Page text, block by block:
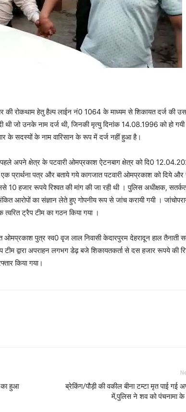
की रोकथाम हेतु हैल्प लाईन नं0 1064 के माध्यम से शिकायत दर्ज की
थी जो उनके नाम दर्ज थी, जिनकी मृत्यु दिनांक 14.08.1996 को हो गयी
के सदस्यों के नाम वारिसान के रूप में दर्ज नहीं हुआ है।
अपने क्षेत्र के पटवारी ओमप्रकाश ऐटनबाग क्षेत्र को दि0
प्रार्थना पत्र और बताये गये कागजात पटवारी ओमप्रकाश को दिये और
10 हजार रूपये रिश्वत की मांग की जा रही थी । पुलिस अधीक्षक,
अंकित आरोपों का संज्ञान लेते हुए गोपनीय रूप से जांच करायी गयी ।
ट्रैप टीम का गठन किया गया ।
पुत्र स्व0 वृज लाल निवासी केदारपुरम देहरादून हाल तैनाती
द्वारा अपराहन लगभग डेढ़ बजे शिकायतकर्ता से दस हजार रूपये की
किया गया।
का हुआ
ब्रेकिंग/पौड़ी की वकील बीना टम्टा मृत पाई गई
में,पुलिस ने शव को पंचनामा के